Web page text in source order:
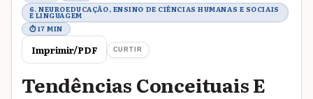
6. NEUROEDUCAÇÃO, ENSINO DE CIÊNCIAS HUMANAS E SOCIAIS
E LINGUAGEM
⏱ 17 MIN
Imprimir/PDF CURTIR
Tendências Conceituais E